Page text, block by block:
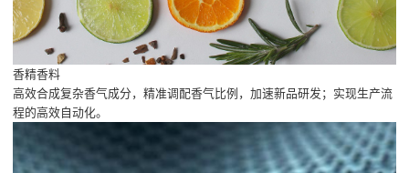
香精香料
高效合成复杂香气成分，精准调配香气比例，加速新品研发；实现生产流
程的高效自动化。